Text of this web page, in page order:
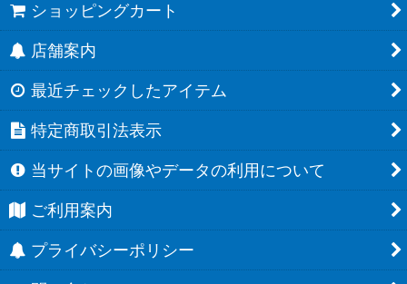
ショッピングカート
店舗案内
最近チェックしたアイテム
特定商取引法表示
当サイトの画像やデータの利用について
ご利用案内
プライバシーポリシー